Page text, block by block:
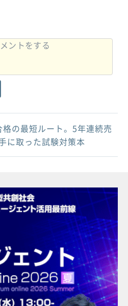
の最短ルート。5年連続売
に取った試験対策本